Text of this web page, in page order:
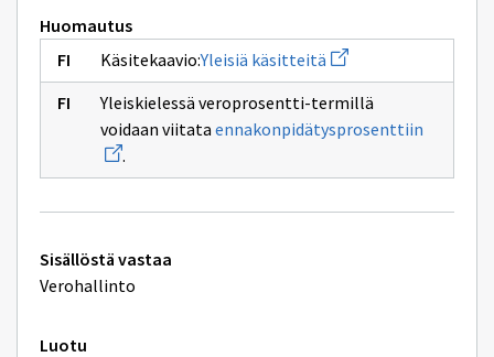
Huomautus
Käsitekaavio:Yleisiä käsitteitä Avaa
uuden
ikkunan
sivulle
Yleisiä
käsitteitä
Yleiskielessä veroprosentti-termillä
voidaan viitata ennakonpidätysprosenttiin
sivulle
.
Tekniset
lisätiedot
Sisällöstä vastaa
Verohallinto
Luotu